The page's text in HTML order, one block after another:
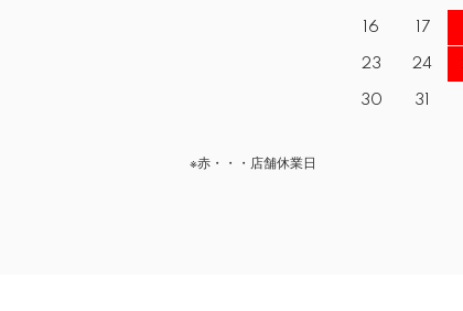
16 17
23 24
30 31
※赤・・・店舗休業日